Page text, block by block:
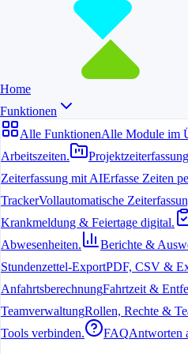
Home
Funktionen
Alle FunktionenAlle Module im
Arbeitszeiten.
Projektzeiterfassung
Zeiterfassung mit AIErfasse Zeiten
TrackerVollautomatische
Krankmeldung & Feiertage digital.
Abwesenheiten.
Berichte &
Stundenzettel-ExportPDF, CSV &
AnfahrtsberechnungFahrtzeit &
TeamverwaltungRollen, Rechte &
Tools verbinden.
FAQAntworten
6. Juli
Viele Freelancer und kleine Teams
und ohne Kosten erfassen.
profitieren von einer nahtlosen
Warum iOS für die
ist
Apple-Geräte bieten eine stabile